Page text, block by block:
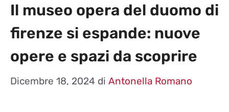
Il museo opera del duomo di
firenze si espande: nuove
opere e spazi da scoprire
Dicembre 18, 2024 di Antonella Romano